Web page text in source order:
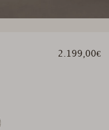
2.199,00€